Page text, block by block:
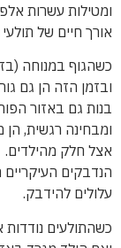
ומטילות עשרות
אורך חיים של תולעי
כשהגוף במנוחה
ובזמן הזה הן גם
בנות גם באזור
ומבחינה רגשית, הן
אצל חלק מהילדים.
הנדבקים העיקריים
עלולים להידבק.
כשהתולעים